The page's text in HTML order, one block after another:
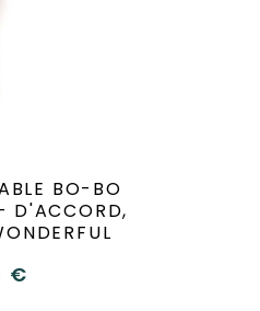
BO-BO
D'ACCORD,
€